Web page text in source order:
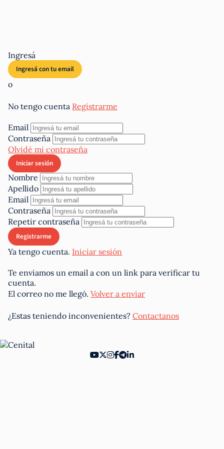
Ingresá
o
No tengo cuenta Registrarme
Email
Contraseña
Olvidé mi contraseña
Nombre
Apellido
Email
Contraseña
Repetir contraseña
Ya tengo cuenta. Iniciar sesión
Te enviamos un email a con un link para verificar tu
cuenta.
El correo no me llegó. Volver a enviar
¿Estas teniendo inconvenientes? Contactanos